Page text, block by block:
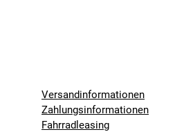
Versandinformationen
Zahlungsinformationen
Fahrradleasing